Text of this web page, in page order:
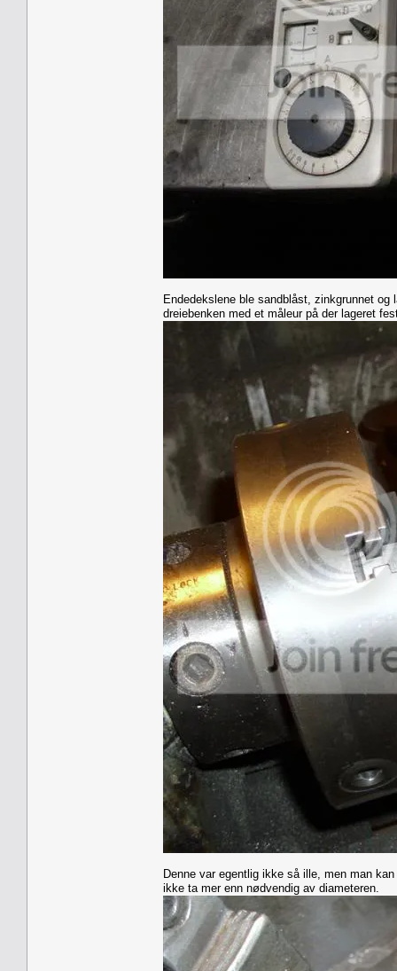
Endedekslene ble sandblåst, zinkgrunnet
dreiebenken med et måleur på der lageret
Denne var egentlig ikke så ille, men man
ikke ta mer enn nødvendig av diameteren.